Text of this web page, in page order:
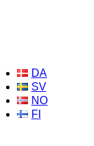
DA
SV
NO
FI